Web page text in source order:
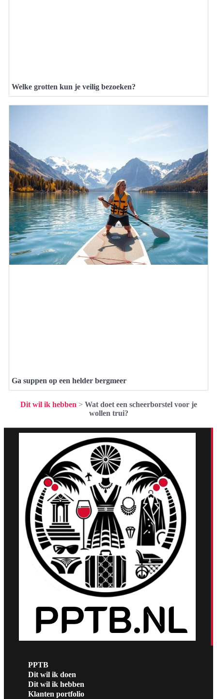
Welke grotten kun je veilig bezoeken?
Ga suppen op een helder bergmeer
Dit wil ik hebben > Wat doet een scheerborstel voor je
wollen trui?
PPTB
Dit wil ik doen
Dit wil ik hebben
Klanten portfolio